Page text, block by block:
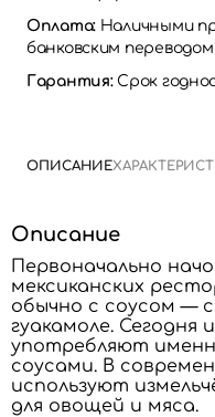
Оплата: Наличными
банковским
Гарантия:Срок
ОПИСАНИЕ
Описание
Первоначально
мексиканских
обычно с соусом —
гуакамоле. Сегодня
употребляют
соусами. В
используют
для овощей и мяса.